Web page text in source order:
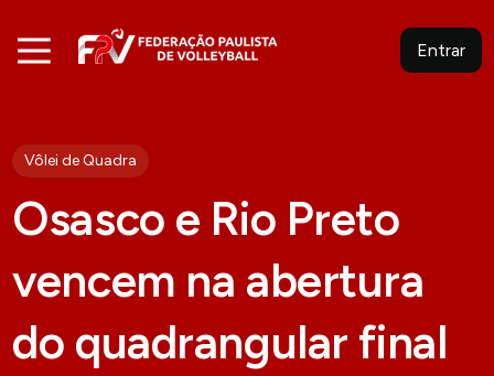
Entrar
Vôlei de Quadra
Osasco e Rio Preto
vencem na abertura
do quadrangular final